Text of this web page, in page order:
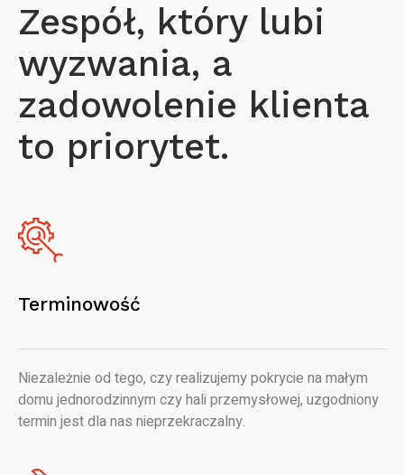
Zespół, który lubi
wyzwania, a
zadowolenie klienta
to priorytet.
Terminowość
Niezależnie od tego, czy realizujemy pokrycie na małym
domu jednorodzinnym czy hali przemysłowej, uzgodniony
termin jest dla nas nieprzekraczalny.